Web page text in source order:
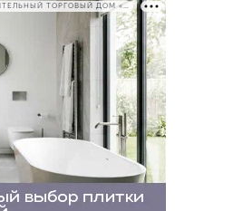
РЕКЛАМА • ООО СТРОИТЕЛЬНЫЙ ТОРГОВЫЙ ДОМ «ПЕТРОВИЧ». ИНН: 7802348846